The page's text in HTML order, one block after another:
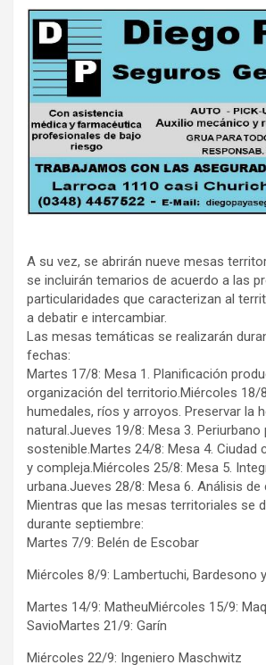
A su vez, se abrirán nueve mesas
se incluirán temarios de acuerdo a las
particularidades que caracterizan al
a debatir e intercambiar.
Las mesas temáticas se realizarán
fechas:
Martes 17/8: Mesa 1. Planificación
organización del territorio.Miércoles 18/
humedales, ríos y arroyos. Preservar la
natural.Jueves 19/8: Mesa 3.
sostenible.Martes 24/8: Mesa 4. Ciudad
y compleja.Miércoles 25/8: Mesa 5.
urbana.Jueves 28/8: Mesa 6. Análisis de
Mientras que las mesas territoriales se
durante septiembre:
Martes 7/9: Belén de Escobar
Miércoles 8/9: Lambertuchi, Bardesono
Martes 14/9: MatheuMiércoles 15/9:
SavioMartes 21/9: Garín
Miércoles 22/9: Ingeniero Maschwitz